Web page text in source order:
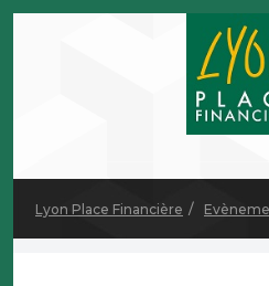
Lyon Place Financière